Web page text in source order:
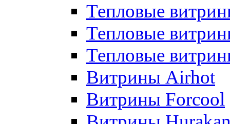
Тепловые
Тепловые
Тепловые
Витрины Airhot
Витрины Forcool